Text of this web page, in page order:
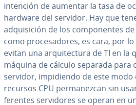
intención de aumentar la tasa de
hardware del servidor. Hay que
ad­qui­si­ción de los co­m­po­ne­n­tes
como pro­ce­sa­do­res, es cara, por
evitan una ar­qui­te­c­tu­ra de TI en la
máquina de cálculo separada para
servidor, im­pi­die­n­do de este modo
recursos CPU pe­r­ma­ne­z­can sin
fe­re­n­tes se­r­vi­do­res se operan en